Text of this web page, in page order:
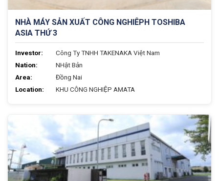
NHÀ MÁY SẢN XUẤT CÔNG NGHIÊPH TOSHIBA
ASIA THỨ 3
Investor:
Công Ty TNHH TAKENAKA Việt Nam
Nation:
NHật Bản
Area:
Đồng Nai
Location:
KHU CÔNG NGHIỆP AMATA